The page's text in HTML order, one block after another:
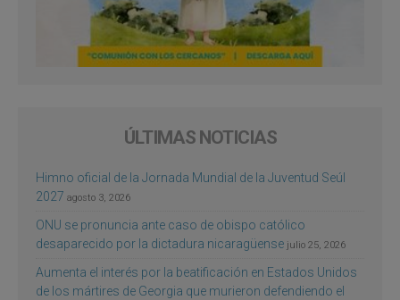
ÚLTIMAS NOTICIAS
Himno oficial de la Jornada Mundial de la Juventud Seúl
2027 agosto 3, 2026
ONU se pronuncia ante caso de obispo católico
desaparecido por la dictadura nicaragüense julio 25, 2026
Aumenta el interés por la beatificación en Estados Unidos
de los mártires de Georgia que murieron defendiendo el